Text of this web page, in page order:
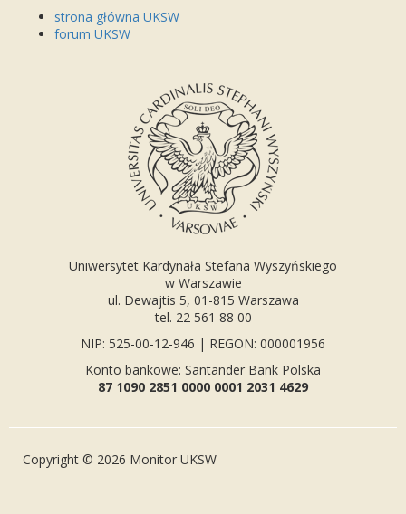
strona główna UKSW
forum UKSW
Uniwersytet Kardynała Stefana Wyszyńskiego
w Warszawie
ul. Dewajtis 5, 01-815 Warszawa
tel. 22 561 88 00
NIP: 525-00-12-946 | REGON: 000001956
Konto bankowe: Santander Bank Polska
87 1090 2851 0000 0001 2031 4629
Copyright © 2026 Monitor UKSW